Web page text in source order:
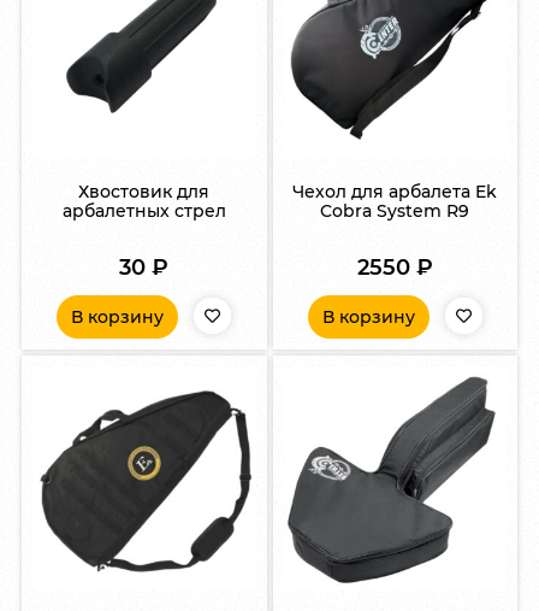
Хвостовик для
арбалетных стрел
30₽
В корзину
Чехол для арбалета Ek
Cobra System R9
2550 ₽
В корзину